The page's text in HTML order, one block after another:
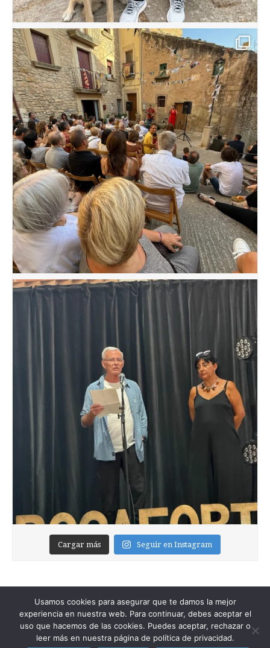
Cargar más Seguir en Instagram
Copyright © 2026 Foixblog . All Rights Reserved.
Usamos cookies para asegurar que te damos la mejor
experiencia en nuestra web. Para continuar, debes aceptar el
uso que hacemos de las cookies. Puedes aceptar, rechazar o
leer más en nuestra página de política de privacidad.